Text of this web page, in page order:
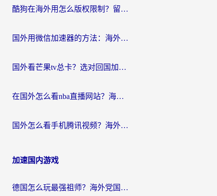
酷狗在海外用怎么版权限制？留学生亲测：3步解决听国内音乐难题
国外用微信加速器的方法：海外党无缝连接国内生活的实用指南
国外看芒果tv总卡？选对回国加速器，轻松追《浪姐》不费劲
在国外怎么看nba直播网站？海外党专属体育观赛指南，告别地区限制！
国外怎么看手机腾讯视频？海外党亲测有效的追剧加速器选择指南
加速国内游戏
德国怎么玩最强祖师？海外党国服游戏加速器选择全攻略（附宝可梦Online实测）